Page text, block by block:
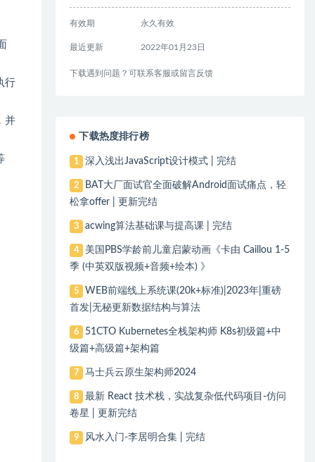
行
并
有效期 永久有效
最近更新 2022年01月23日
下载遇到问题？可联系客服或留言反馈
下载热度排行榜
1 深入浅出JavaScript设计模式 | 完结
2
BAT大厂面试官全面破解Android面试痛点，轻
松拿offer | 更新完结
3 acwing算法基础课与提高课 | 完结
4
美国PBS学龄前儿童启蒙动画《卡由 Caillou 1-5
季 (中英双版视频+音频+绘本) 》
5
WEB前端线上系统课(20k+标准)|2023年|重磅
首发|无秘更新数据结构与算法
6
51CTO Kubernetes全栈架构师 K8s初级篇+中
级篇+高级篇+架构篇
7 马士兵云原生架构师2024
8
最新 React 技术栈，实战复杂低代码项目-仿问
卷星 | 更新完结
9 风水入门-李居明合集 | 完结